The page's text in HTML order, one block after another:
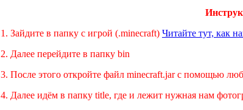
1. Зайдите в папку с игрой (.minecraft) Читайте тут, как
2. Далее перейдите в папку bin
3. После этого откройте файл minecraft.jar с помощью
4. Далее идём в папку title, где и лежит нужная нам